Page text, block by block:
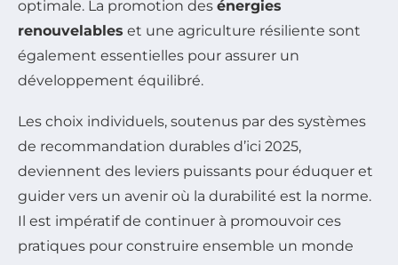
optimale. La promotion des énergies
renouvelables et une agriculture résiliente sont
également essentielles pour assurer un
développement équilibré.
Les choix individuels, soutenus par des systèmes
de recommandation durables d’ici 2025,
deviennent des leviers puissants pour éduquer et
guider vers un avenir où la durabilité est la norme.
Il est impératif de continuer à promouvoir ces
pratiques pour construire ensemble un monde